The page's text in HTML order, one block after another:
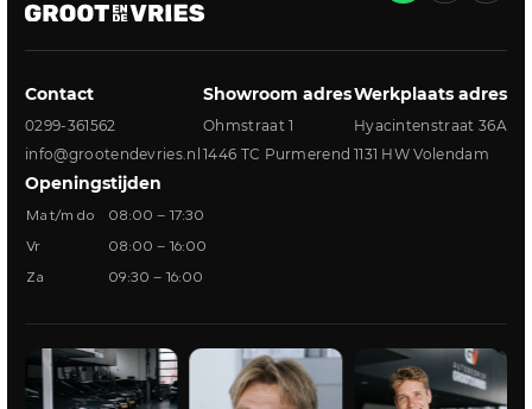
Contact
0299-361562
info@grootendevries.nl
Showroom adres
Ohmstraat 1
1446 TC Purmerend
Werkplaats adres
Hyacintenstraat 36A
1131 HW Volendam
Openingstijden
Ma t/m do 08:00 – 17:30
Vr 08:00 – 16:00
Za 09:30 – 16:00